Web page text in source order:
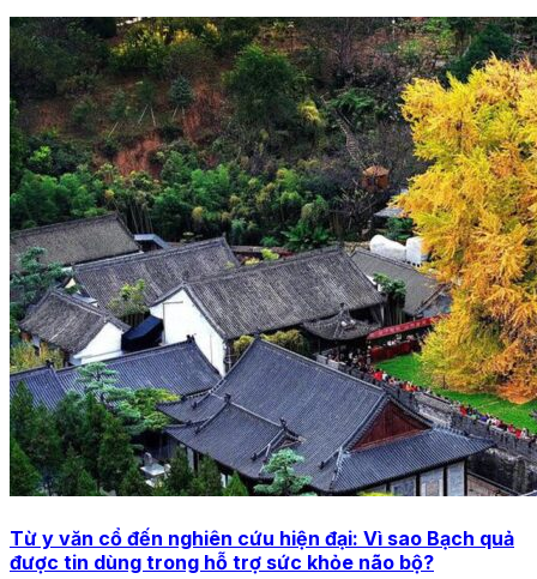
Từ y văn cổ đến nghiên cứu hiện đại: Vì sao Bạch quả
được tin dùng trong hỗ trợ sức khỏe não bộ?